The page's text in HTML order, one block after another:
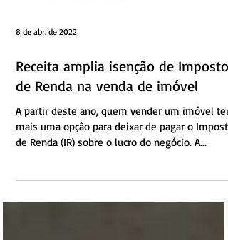
8 de abr. de 2022
Receita amplia isenção de Imposto
de Renda na venda de imóvel
mais uma opção para deixar de pagar o Imposto
de Renda (IR) sobre o lucro do negócio. A...